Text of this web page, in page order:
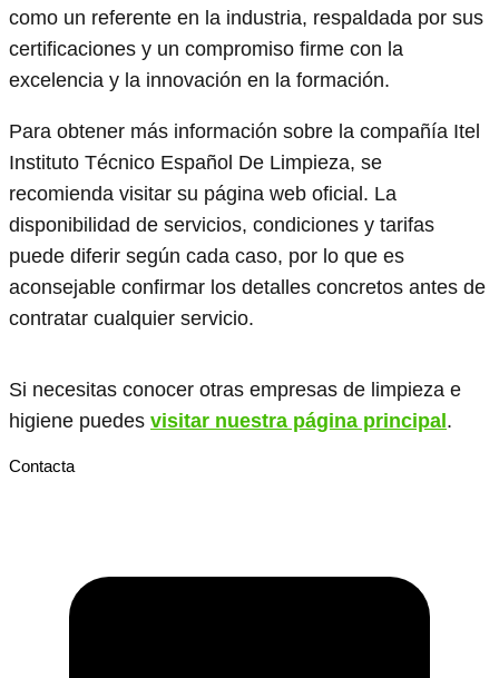
como un referente en la industria, respaldada por sus
certificaciones y un compromiso firme con la
excelencia y la innovación en la formación.
Para obtener más información sobre la compañía Itel
Instituto Técnico Español De Limpieza, se
recomienda visitar su página web oficial. La
disponibilidad de servicios, condiciones y tarifas
puede diferir según cada caso, por lo que es
aconsejable confirmar los detalles concretos antes de
contratar cualquier servicio.
Si necesitas conocer otras empresas de limpieza e
higiene puedes visitar nuestra página principal .
Contacta